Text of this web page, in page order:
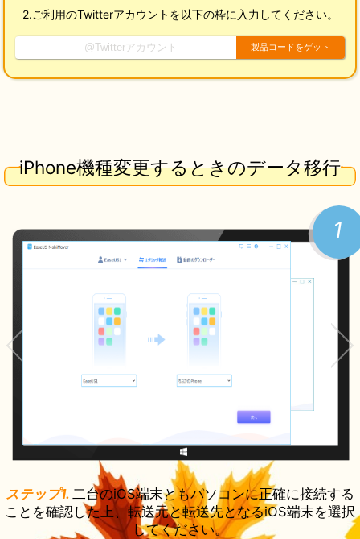
2.ご利用のTwitterアカウントを以下の枠に入力してください。
製品コードをゲット
iPhone機種変更するときのデータ移行
1
ステップ1. 二台のiOS端末ともパソコンに正確に接続する
ことを確認した上、転送元と転送先となるiOS端末を選択
してください。